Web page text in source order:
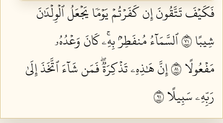
فَكَيۡفَ تَتَّقُونَ إِن كَفَرۡتُمۡ يَوۡمٗا يَجۡعَلُ ٱلۡوِلۡدَٰنَ
شِيبًا ١٧
ٱلسَّمَآءُ مُنفَطِرُۢ بِهِۦۚ كَانَ وَعۡدُهُۥ
مَفۡعُولًا ١٨
إِنَّ هَٰذِهِۦ تَذۡكِرَةٞۖ فَمَن شَآءَ ٱتَّخَذَ إِلَىٰ
رَبِّهِۦ سَبِيلًا ١٩